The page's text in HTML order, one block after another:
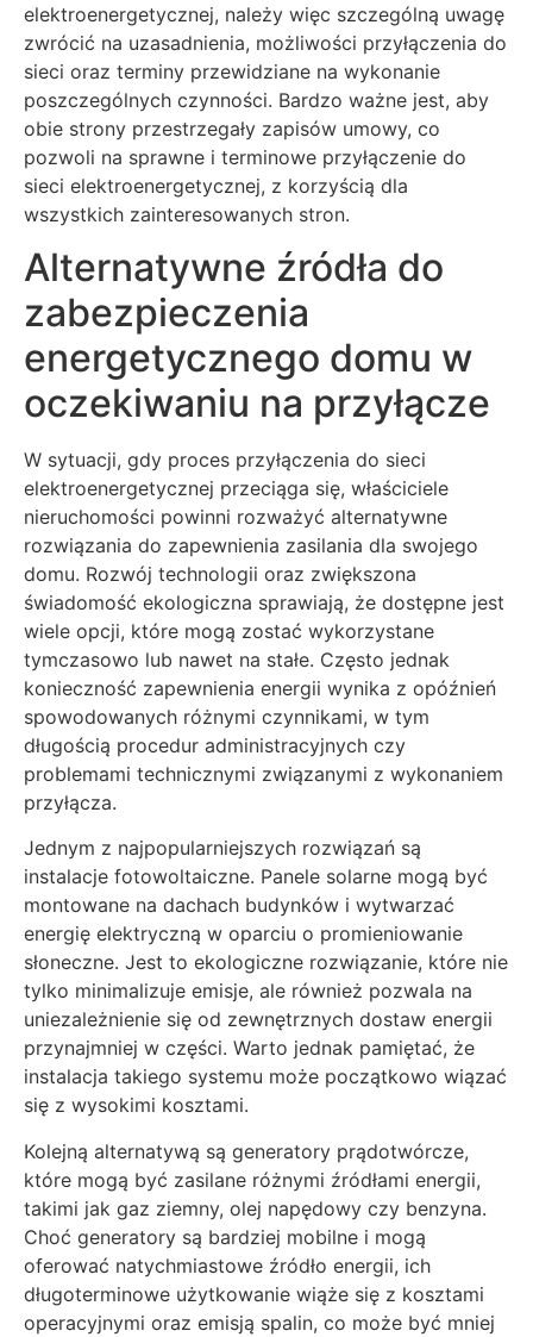
elektroenergetycznej, należy więc szczególną uwagę
zwrócić na uzasadnienia, możliwości przyłączenia do
sieci oraz terminy przewidziane na wykonanie
poszczególnych czynności. Bardzo ważne jest, aby
obie strony przestrzegały zapisów umowy, co
pozwoli na sprawne i terminowe przyłączenie do
sieci elektroenergetycznej, z korzyścią dla
wszystkich zainteresowanych stron.
Alternatywne źródła do
zabezpieczenia
energetycznego domu w
oczekiwaniu na przyłącze
W sytuacji, gdy proces przyłączenia do sieci
elektroenergetycznej przeciąga się, właściciele
nieruchomości powinni rozważyć alternatywne
rozwiązania do zapewnienia zasilania dla swojego
domu. Rozwój technologii oraz zwiększona
świadomość ekologiczna sprawiają, że dostępne jest
wiele opcji, które mogą zostać wykorzystane
tymczasowo lub nawet na stałe. Często jednak
konieczność zapewnienia energii wynika z opóźnień
spowodowanych różnymi czynnikami, w tym
długością procedur administracyjnych czy
problemami technicznymi związanymi z wykonaniem
przyłącza.
Jednym z najpopularniejszych rozwiązań są
instalacje fotowoltaiczne. Panele solarne mogą być
montowane na dachach budynków i wytwarzać
energię elektryczną w oparciu o promieniowanie
słoneczne. Jest to ekologiczne rozwiązanie, które nie
tylko minimalizuje emisje, ale również pozwala na
uniezależnienie się od zewnętrznych dostaw energii
przynajmniej w części. Warto jednak pamiętać, że
instalacja takiego systemu może początkowo wiązać
się z wysokimi kosztami.
Kolejną alternatywą są generatory prądotwórcze,
które mogą być zasilane różnymi źródłami energii,
takimi jak gaz ziemny, olej napędowy czy benzyna.
Choć generatory są bardziej mobilne i mogą
oferować natychmiastowe źródło energii, ich
długoterminowe użytkowanie wiąże się z kosztami
operacyjnymi oraz emisją spalin, co może być mniej